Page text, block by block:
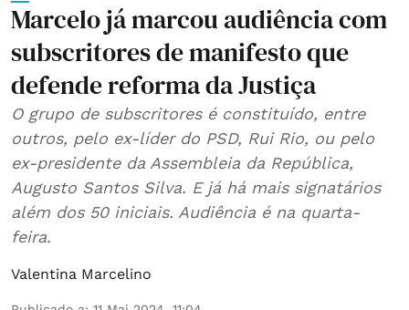
Marcelo já marcou audiência com
subscritores de manifesto que
defende reforma da Justiça
O grupo de subscritores é constituído, entre
outros, pelo ex-líder do PSD, Rui Rio, ou pelo
ex-presidente da Assembleia da República,
Augusto Santos Silva. E já há mais signatários
além dos 50 iniciais. Audiência é na quarta-
feira.
Valentina Marcelino